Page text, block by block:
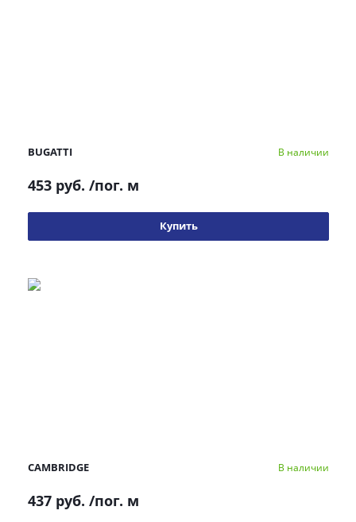
BUGATTI В наличии
453 руб. /пог. м
Купить
CAMBRIDGE В наличии
437 руб. /пог. м